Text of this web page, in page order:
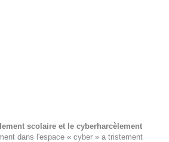
scolaire et le cyberharcèlement
dans l'espace « cyber » a tristement